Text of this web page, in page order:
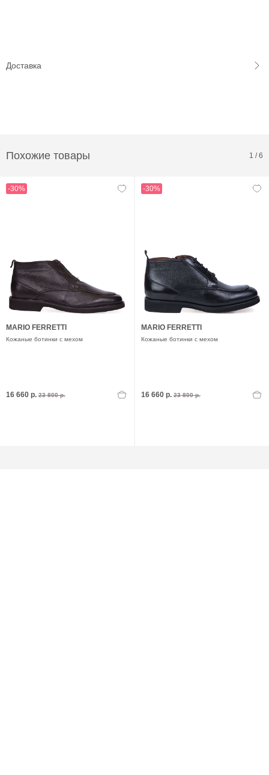
Доставка
Похожие товары 1 /6
-30%
MARIO FERRETTI
Кожаные ботинки с мехом
16 660 р. 23 800 р.
-30%
MARIO FERRETTI
Кожаные ботинки с мехом
16 660 р. 23 800 р.